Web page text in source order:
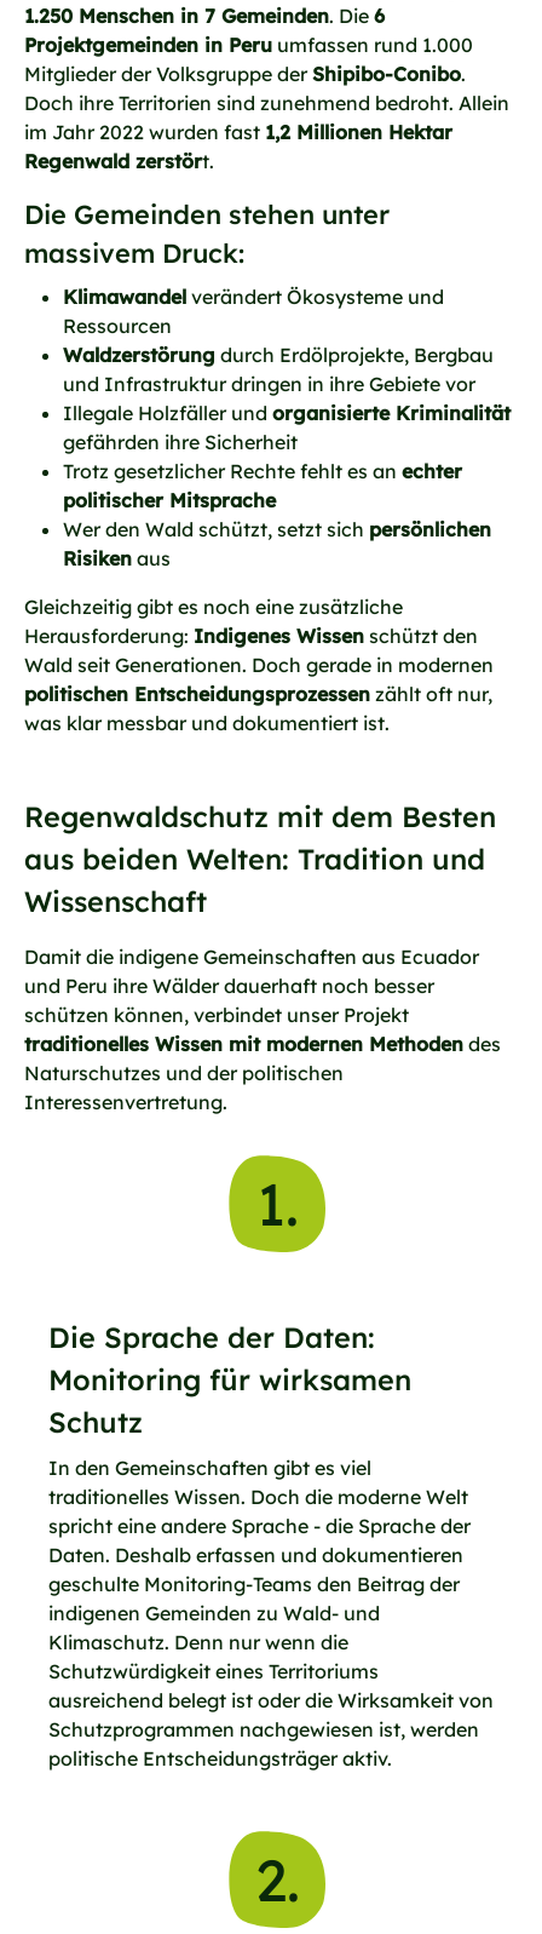
1.250 Menschen in 7 Gemeinden. Die 6
Projektgemeinden in Peru umfassen rund 1.000
Mitglieder der Volksgruppe derShipibo-Conibo.
Doch ihre Territorien sind zunehmend bedroht. Allein
im Jahr 2022 wurden fast 1,2 Millionen Hektar
Regenwald zerstört.
Die Gemeinden stehen unter
massivem Druck:
Klimawandel verändert Ökosysteme und
Ressourcen
Waldzerstörung durch Erdölprojekte, Bergbau
und Infrastruktur dringen in ihre Gebiete vor
Illegale Holzfäller und organisierte Kriminalität
gefährden ihre Sicherheit
Trotz gesetzlicher Rechte fehlt es an echter
politischer Mitsprache
Wer den Wald schützt, setzt sich persönlichen
Risiken aus
Gleichzeitig gibt es noch eine zusätzliche
Herausforderung: Indigenes Wissen schützt den
Wald seit Generationen. Doch gerade in modernen
politischen Entscheidungsprozessen zählt oft nur,
was klar messbar und dokumentiert ist.
Regenwaldschutz mit dem Besten
aus beiden Welten: Tradition und
Wissenschaft
Damit die indigene Gemeinschaften aus Ecuador
und Peru ihre Wälder dauerhaft noch besser
schützen können, verbindet unser Projekt
traditionelles Wissen mit modernen Methoden des
Naturschutzes und der politischen
Interessenvertretung.
1.
Die Sprache der Daten:
Monitoring für wirksamen
Schutz
In den Gemeinschaften gibt es viel
traditionelles Wissen. Doch die moderne Welt
spricht eine andere Sprache - die Sprache der
Daten. Deshalb erfassen und dokumentieren
geschulte Monitoring-Teams den Beitrag der
indigenen Gemeinden zu Wald- und
Klimaschutz. Denn nur wenn die
Schutzwürdigkeit eines Territoriums
ausreichend belegt ist oder die Wirksamkeit von
Schutzprogrammen nachgewiesen ist, werden
politische Entscheidungsträger aktiv.
2.